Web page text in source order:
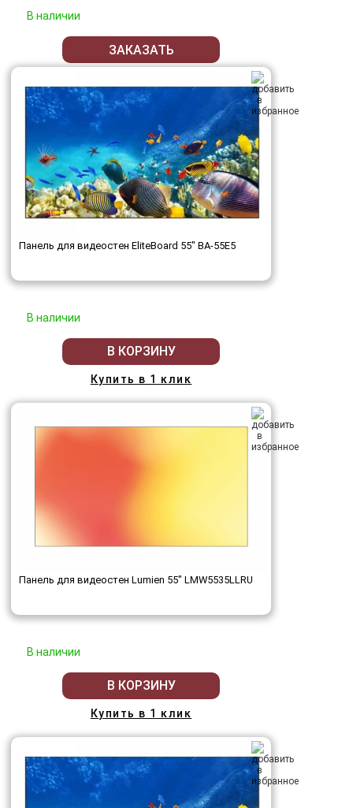
В наличии
ЗАКАЗАТЬ
Панель для видеостен EliteBoard 55" BA-55E5
В наличии
В КОРЗИНУ
Купить в 1 клик
Панель для видеостен Lumien 55" LMW5535LLRU
В наличии
В КОРЗИНУ
Купить в 1 клик